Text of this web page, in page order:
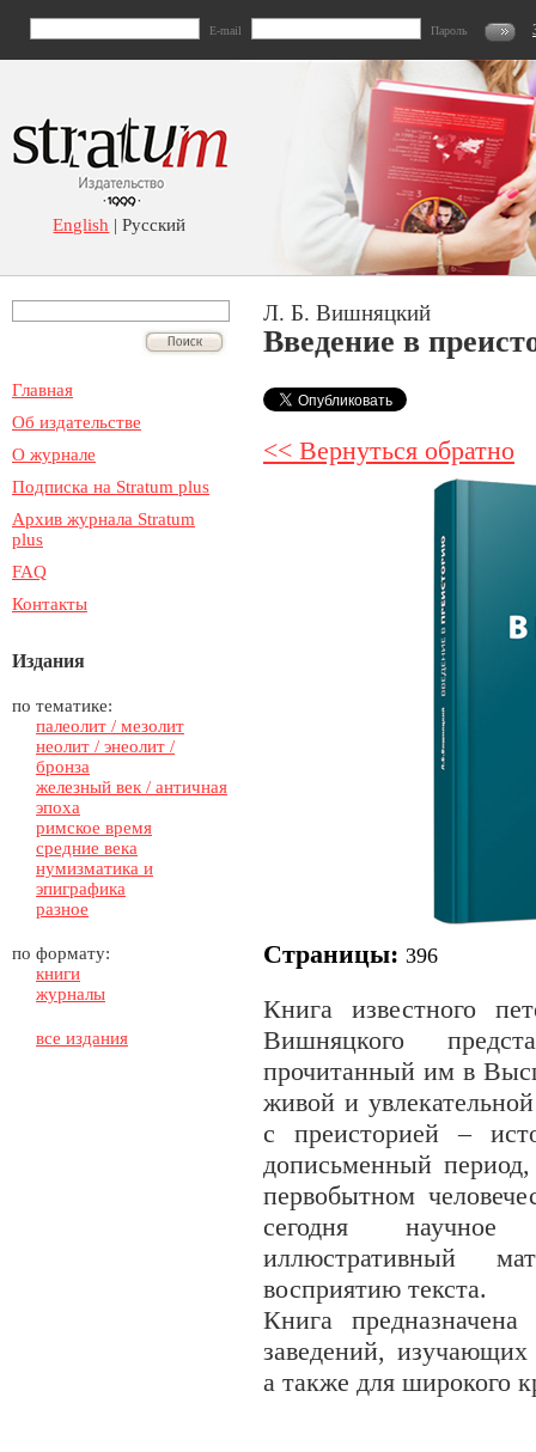
E-mail Пароль
English | Русский
Главная
Об издательстве
О журнале
Подписка на Stratum plus
Архив журнала Stratum
plus
FAQ
Контакты
Издания
по тематике:
палеолит / мезолит
неолит / энеолит /
бронза
железный век / античная
эпоха
римское время
средние века
нумизматика и
эпиграфика
разное
по формату:
книги
журналы
все издания
Л. Б. Вишняцкий
Введение в
<< Вернуться обратно
Страницы: 396
Книга известного
Вишняцкого
прочитанный им в
живой и
с преисторией –
дописьменный
первобытном
сегодня научное
иллюстративный
восприятию текста.
Книга
заведений,
а также для широкого